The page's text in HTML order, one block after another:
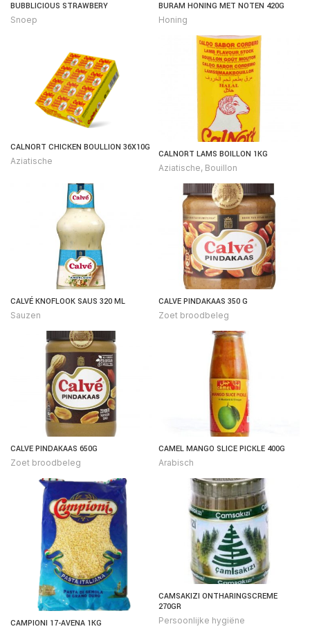
BUBBLICIOUS STRAWBERY
Snoep
BURAM HONING MET NOTEN 420G
Honing
CALNORT CHICKEN BOULLION 36X10G
Aziatische
CALNORT LAMS BOILLON 1KG
Aziatische, Bouillon
CALVÉ KNOFLOOK SAUS 320 ML
Sauzen
CALVE PINDAKAAS 350 G
Zoet broodbeleg
CALVE PINDAKAAS 650G
Zoet broodbeleg
CAMEL MANGO SLICE PICKLE 400G
Arabisch
CAMPIONI 17-AVENA 1KG
CAMSAKIZI ONTHARINGSCREME
270GR
Persoonlijke hygiëne